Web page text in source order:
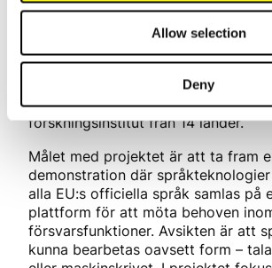
Allow selection
Deny
NEMO-projektet är ett projekt som
undersöka och utveckla
försvarssektorns behov. I projektet
teknologiföretag, krigshögskolor
forskningsinstitut från 14 länder.
Målet med projektet är att ta fram
demonstration där
alla EU:s officiella språk samlas på
plattform för att möta behoven
försvarsfunktioner. Avsikten är att
kunna bearbetas oavsett form –